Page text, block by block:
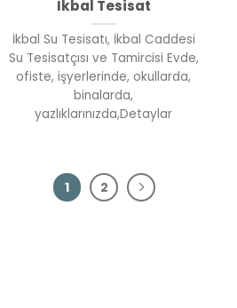
İkbal Tesisat
İkbal Su Tesisatı, İkbal Caddesi
Su Tesisatçısı ve Tamircisi Evde,
ofiste, işyerlerinde, okullarda,
binalarda,
yazlıklarınızda,Detaylar
1 2